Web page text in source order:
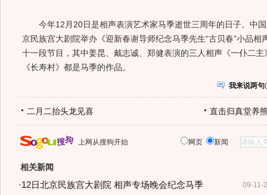
今年12月20日是相声表演艺术家马季逝世三周年的日子。中国
京民族宫大剧院举办《迎新春谢导师纪念马季先生“古贝春”小品相
十一段节目，其中姜昆、戴志诚、郑健表演的三人相声《一仆二
《长寿村》都是马季的作品。
我来说两句(
二月二抬头龙见喜 直击归真堂养
上网从搜狗开始 网页 新闻
相关新闻
09-11-
·12日北京民族宫大剧院 相声专场晚会纪念马季